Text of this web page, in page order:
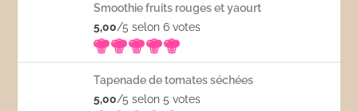
Smoothie fruits rouges et yaourt
5,00/5 selon 6votes
Tapenade de tomates séchées
5,00/5 selon 5votes